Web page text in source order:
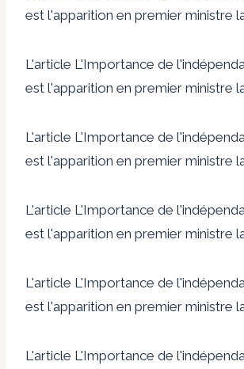
est l'apparition en premier ministre
L'article L'Importance de
est l'apparition en premier ministre
L'article L'Importance de
est l'apparition en premier ministre
L'article L'Importance de
est l'apparition en premier ministre
L'article L'Importance de
est l'apparition en premier ministre
L'article L'Importance de